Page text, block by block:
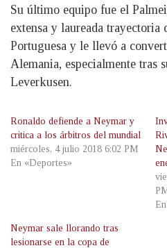
Su último equipo fue el
extensa y laureada trayectoria
Portuguesa y le llevó a
Alemania, especialmente tras
Leverkusen.
Ronaldo defiende a Neymar y
critica a los árbitros del mundial
miércoles, 4 julio 2018 6:02 PM
En «Deportes»
Neymar sale llorando tras
lesionarse en la copa de